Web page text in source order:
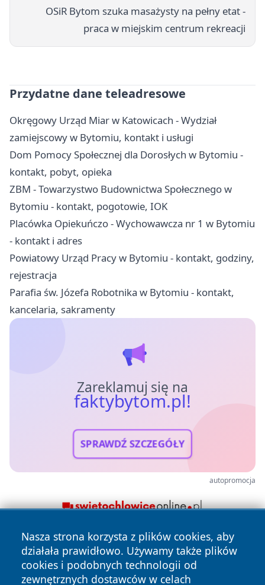
OSiR Bytom szuka masażysty na pełny etat -
praca w miejskim centrum rekreacji
Przydatne dane teleadresowe
Okręgowy Urząd Miar w Katowicach - Wydział
zamiejscowy w Bytomiu, kontakt i usługi
Dom Pomocy Społecznej dla Dorosłych w Bytomiu -
kontakt, pobyt, opieka
ZBM - Towarzystwo Budownictwa Społecznego w
Bytomiu - kontakt, pogotowie, IOK
Placówka Opiekuńczo - Wychowawcza nr 1 w Bytomiu
- kontakt i adres
Powiatowy Urząd Pracy w Bytomiu - kontakt, godziny,
rejestracja
Parafia św. Józefa Robotnika w Bytomiu - kontakt,
kancelaria, sakramenty
Zareklamuj się na
faktybytom.pl!
SPRAWDŹ SZCZEGÓŁY
autopromocja
Nasza strona korzysta z plików cookies, aby
działała prawidłowo. Używamy także plików
cookies i podobnych technologii od
zewnętrznych dostawców w celach